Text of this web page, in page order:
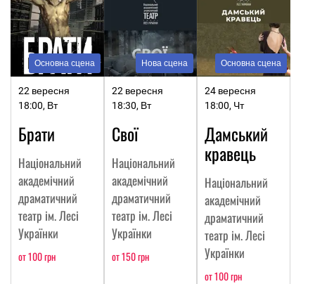
Основна сцена
22 вересня
18:00, Вт
Брати
Національний
академічний
драматичний
театр ім. Лесі
Українки
от 100 грн
Нова сцена
22 вересня
18:30, Вт
Свої
Національний
академічний
драматичний
театр ім. Лесі
Українки
от 150 грн
Основна сцена
24 вересня
18:00, Чт
Дамський
кравець
Національний
академічний
драматичний
театр ім. Лесі
Українки
от 100 грн